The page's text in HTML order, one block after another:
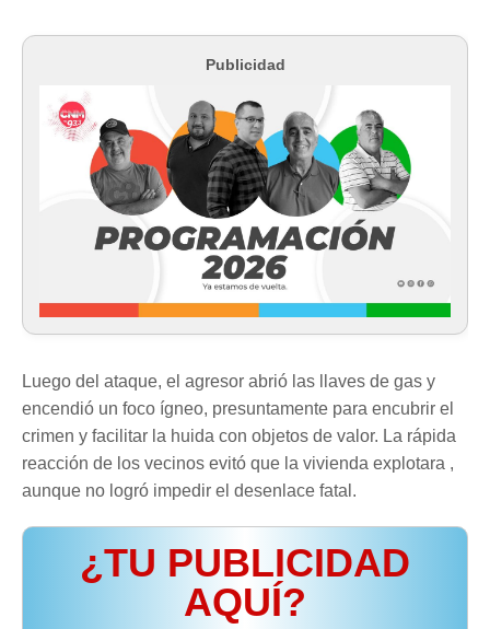
Publicidad
Luego del ataque, el agresor abrió las llaves de gas y
encendió un foco ígneo, presuntamente para encubrir el
crimen y facilitar la huida con objetos de valor. La rápida
reacción de los vecinos evitó que la vivienda explotara ,
aunque no logró impedir el desenlace fatal.
¿TU PUBLICIDAD
AQUÍ?